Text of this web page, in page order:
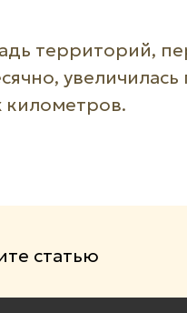
территорий,
увеличилась
километров.
статью